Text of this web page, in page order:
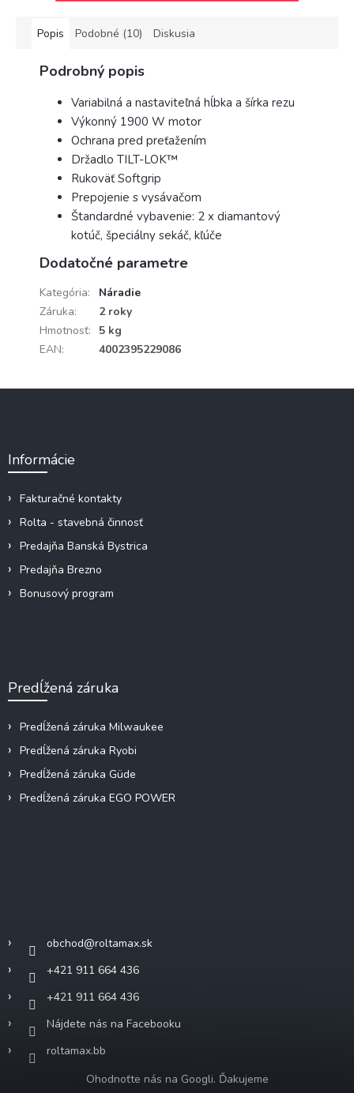
Popis Podobné (10) Diskusia
Podrobný popis
Variabilná a nastaviteľná hĺbka a šírka rezu
Výkonný 1900 W motor
Ochrana pred preťažením
Držadlo TILT-LOK™
Rukoväť Softgrip
Prepojenie s vysávačom
Štandardné vybavenie: 2 x diamantový
kotúč, špeciálny sekáč, kľúče
Dodatočné parametre
Kategória:
Náradie
Záruka:
2 roky
Hmotnosť:
5 kg
EAN: 4002395229086
Informácie
Fakturačné kontakty
Rolta - stavebná činnosť
Predajňa Banská Bystrica
Predajňa Brezno
Bonusový program
Predĺžená záruka
Predĺžená záruka Milwaukee
Predĺžená záruka Ryobi
Predĺžená záruka Güde
Predĺžená záruka EGO POWER
obchod@roltamax.sk
+421 911 664 436
+421 911 664 436
Nájdete nás na Facebooku
roltamax.bb
Ohodnoťte nás na Googli. Ďakujeme